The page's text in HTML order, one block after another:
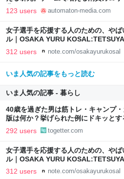
分 - AUTOMATON
123 users automaton-media.com
女子選手を応援する人のための、や
ル｜OSAKA YURU
312 users note.com/osakayurukosal
いま人気の記事をもっと読む
いま人気の記事 - 暮らし
40歳を過ぎた男は筋トレ・キャンプ
版は何か？挙げられた例にドキッとす
292 users togetter.com
女子選手を応援する人のための、や
ル｜OSAKA YURU
312 users note.com/osakayurukosal